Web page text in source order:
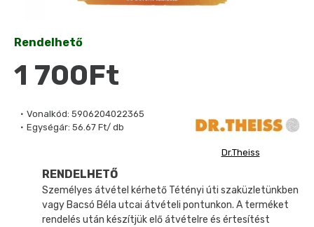
Vonalkód: 5906204022365
Egységár: 56.67 Ft/ db
Dr.Theiss
Rendelhető
1 700Ft
RENDELHETŐ
Személyes átvétel kérhető Tétényi úti szaküzletünkben
vagy Bacsó Béla utcai átvételi pontunkon. A terméket
rendelés után készítjük elő átvételre és értesítést